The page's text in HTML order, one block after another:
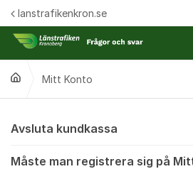
Hoppa till innehåll
lanstrafikenkron.se
Länstrafiken
Mitt Konto
Mitt Konto
Avsluta kundkassa
Måste man registrera sig på